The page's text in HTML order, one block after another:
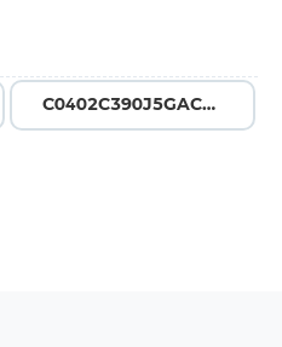
C0402C390J5GACAUTO →